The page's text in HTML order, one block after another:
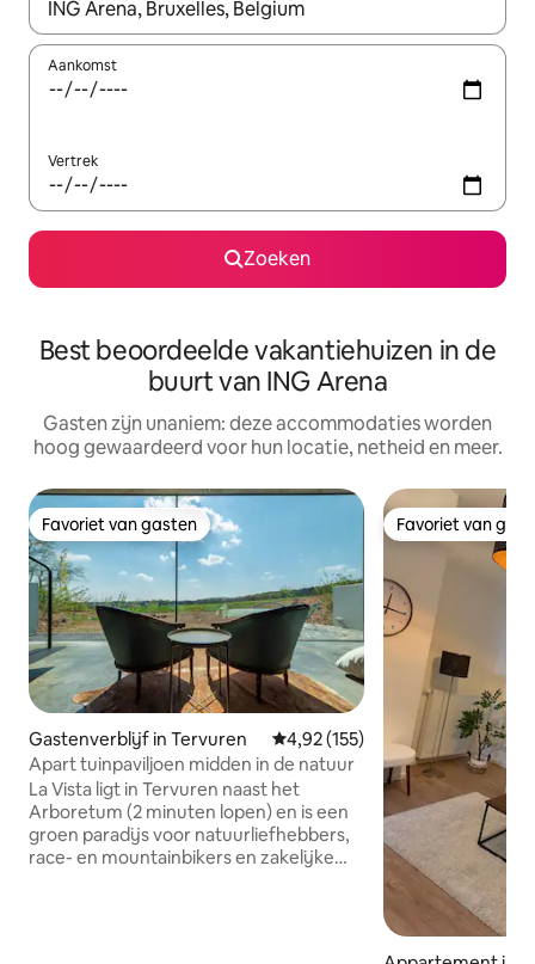
Wanneer er resultaten beschikbaar zijn, maak je een keuze
Aankomst
Vertrek
Zoeken
Best beoordeelde vakantiehuizen in de
buurt van ING Arena
Gasten zijn unaniem: deze accommodaties worden
hoog gewaardeerd voor hun locatie, netheid en meer.
Favoriet van gasten
Favoriet van gasten
Gastenverblijf in Tervuren Gemiddelde beoordeling van
4,92 (155)
Apart tuinpaviljoen midden in de natuur
La Vista ligt in Tervuren naast het
Arboretum (2 minuten lopen) en is een
groen paradijs voor natuurliefhebbers,
race- en mountainbikers en zakelijke
Favoriet van
Favoriet van